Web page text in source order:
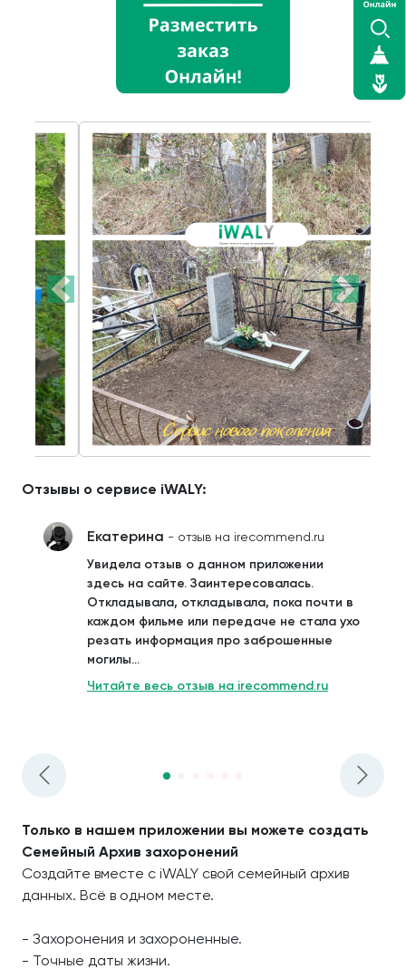
Отзывы о сервисе iWALY:
Екатерина - отзыв на irecommend.ru
Увидела отзыв о данном приложении
здесь на сайте. Заинтересовалась.
Откладывала, откладывала, пока почти в
каждом фильме или передаче не стала ухо
резать информация про заброшенные
могилы...
Читайте весь отзыв на irecommend.ru
Только в нашем приложении вы можете создать
Семейный Архив захоронений
Создайте вместе с iWALY свой семейный архив
данных. Всё в одном месте.
- Захоронения и захороненные.
- Точные даты жизни.